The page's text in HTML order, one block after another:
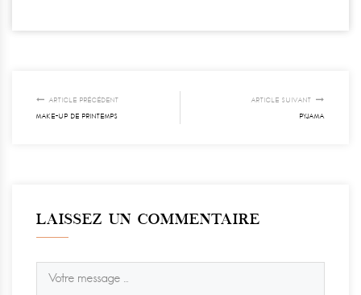
ARTICLE PRÉCÉDENT
MAKE-UP DE PRINTEMPS
ARTICLE SUIVANT
PYJAMA
LAISSEZ UN COMMENTAIRE